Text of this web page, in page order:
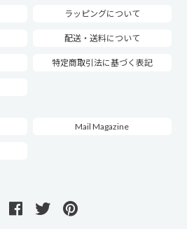
ラッピングについて
配送・送料について
特定商取引法に基づく表記
Mail Magazine